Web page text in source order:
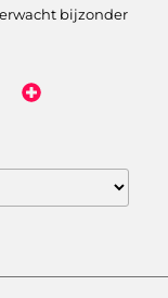
bijzonder